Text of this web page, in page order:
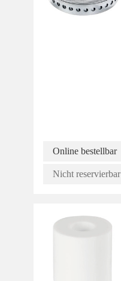
Online bestellbar
Nicht reservierbar